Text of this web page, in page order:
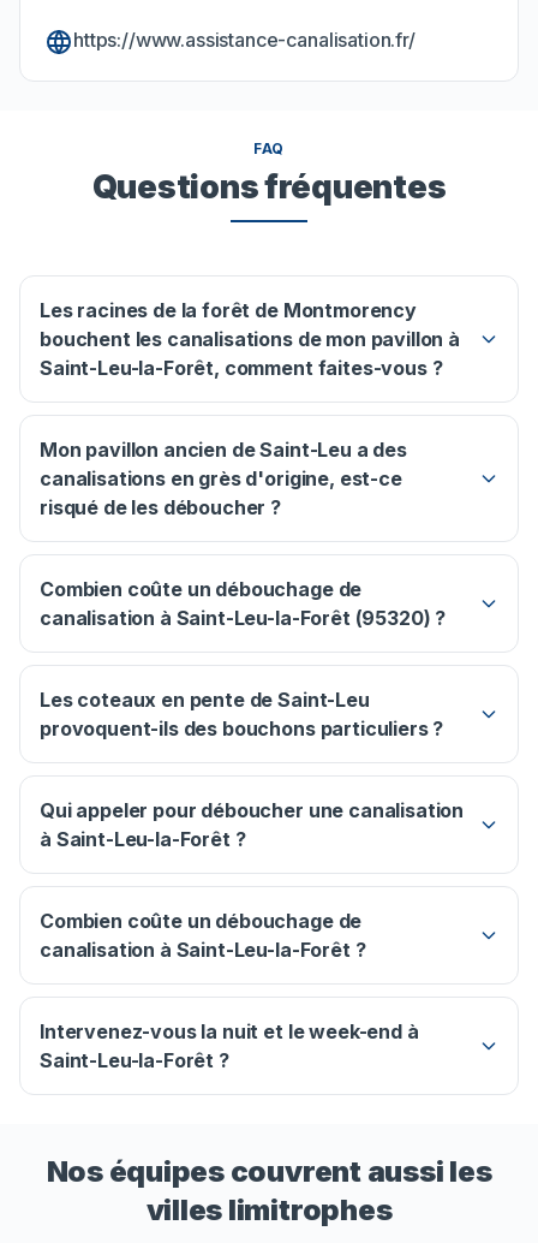
https://www.assistance-canalisation.fr/
FAQ
Questions fréquentes
Les racines de la forêt de Montmorency
bouchent les canalisations de mon pavillon à
Saint-Leu-la-Forêt, comment faites-vous ?
Mon pavillon ancien de Saint-Leu a des
canalisations en grès d'origine, est-ce
risqué de les déboucher ?
Combien coûte un débouchage de
canalisation à Saint-Leu-la-Forêt (95320) ?
Les coteaux en pente de Saint-Leu
provoquent-ils des bouchons particuliers ?
Qui appeler pour déboucher une canalisation
à Saint-Leu-la-Forêt ?
Combien coûte un débouchage de
canalisation à Saint-Leu-la-Forêt ?
Intervenez-vous la nuit et le week-end à
Saint-Leu-la-Forêt ?
Nos équipes couvrent aussi les
villes limitrophes